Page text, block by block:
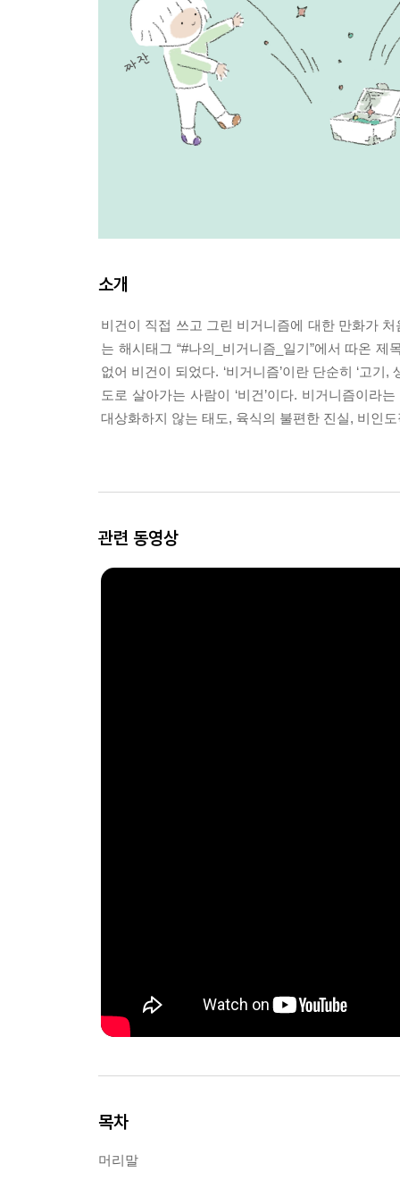
소개
비건이 직접 쓰고 그린 비거니즘에 대한 만화가
는 해시태그 “#나의_비거니즘_일기”에서 따온
없어 비건이 되었다. ‘비거니즘’이란 단순히 ‘고기
도로 살아가는 사람이 ‘비건’이다. 비거니즘이
대상화하지 않는 태도, 육식의 불편한 진실, 비인
관련 동영상
목차
머리말